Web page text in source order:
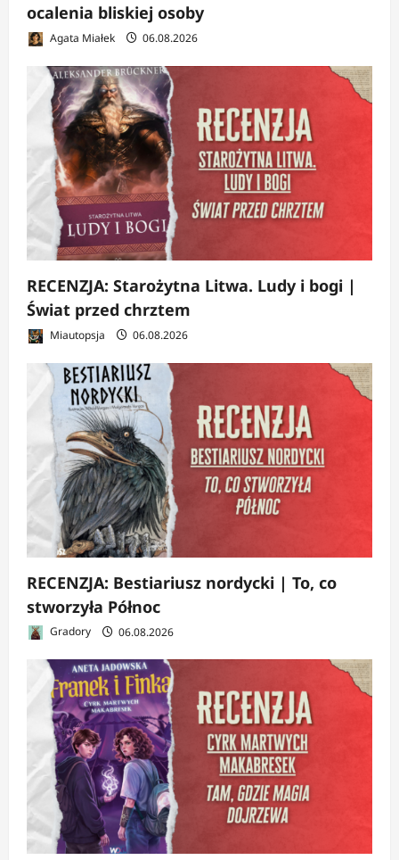
ocalenia bliskiej osoby
Agata Miałek 06.08.2026
RECENZJA: Starożytna Litwa. Ludy i bogi |
Świat przed chrztem
Miautopsja 06.08.2026
RECENZJA: Bestiariusz nordycki | To, co
stworzyła Północ
Gradory 06.08.2026